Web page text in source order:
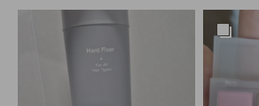
제일 안뜨고 제일 하얘지는 것 같